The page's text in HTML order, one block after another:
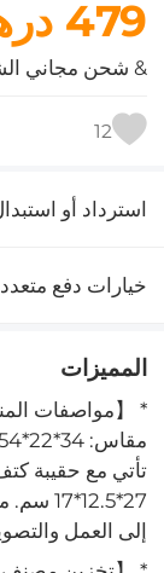
479 درهم
& شحن مجاني
12
استرداد أو استبدال
خيارات دفع
المميزات
* 【مواصفات
تأتي مع حقيبة
إلى العمل